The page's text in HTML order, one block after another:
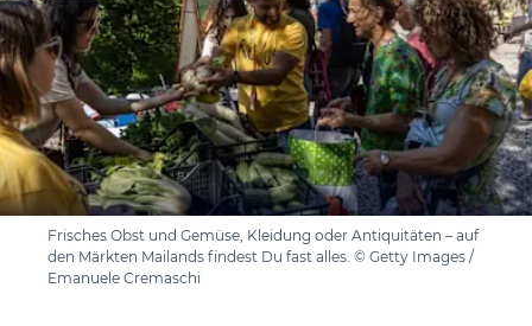
Frisches Obst und Gemüse, Kleidung oder Antiquitäten – auf
den Märkten Mailands findest Du fast alles. © Getty Images /
Emanuele Cremaschi